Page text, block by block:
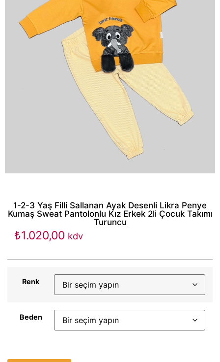
1-2-3 Yaş Filli Sallanan Ayak Desenli Likra Penye
Kumaş Sweat Pantolonlu Kız Erkek 2li Çocuk Takımı
Turuncu
₺1.020,00 kdv
Renk
Beden